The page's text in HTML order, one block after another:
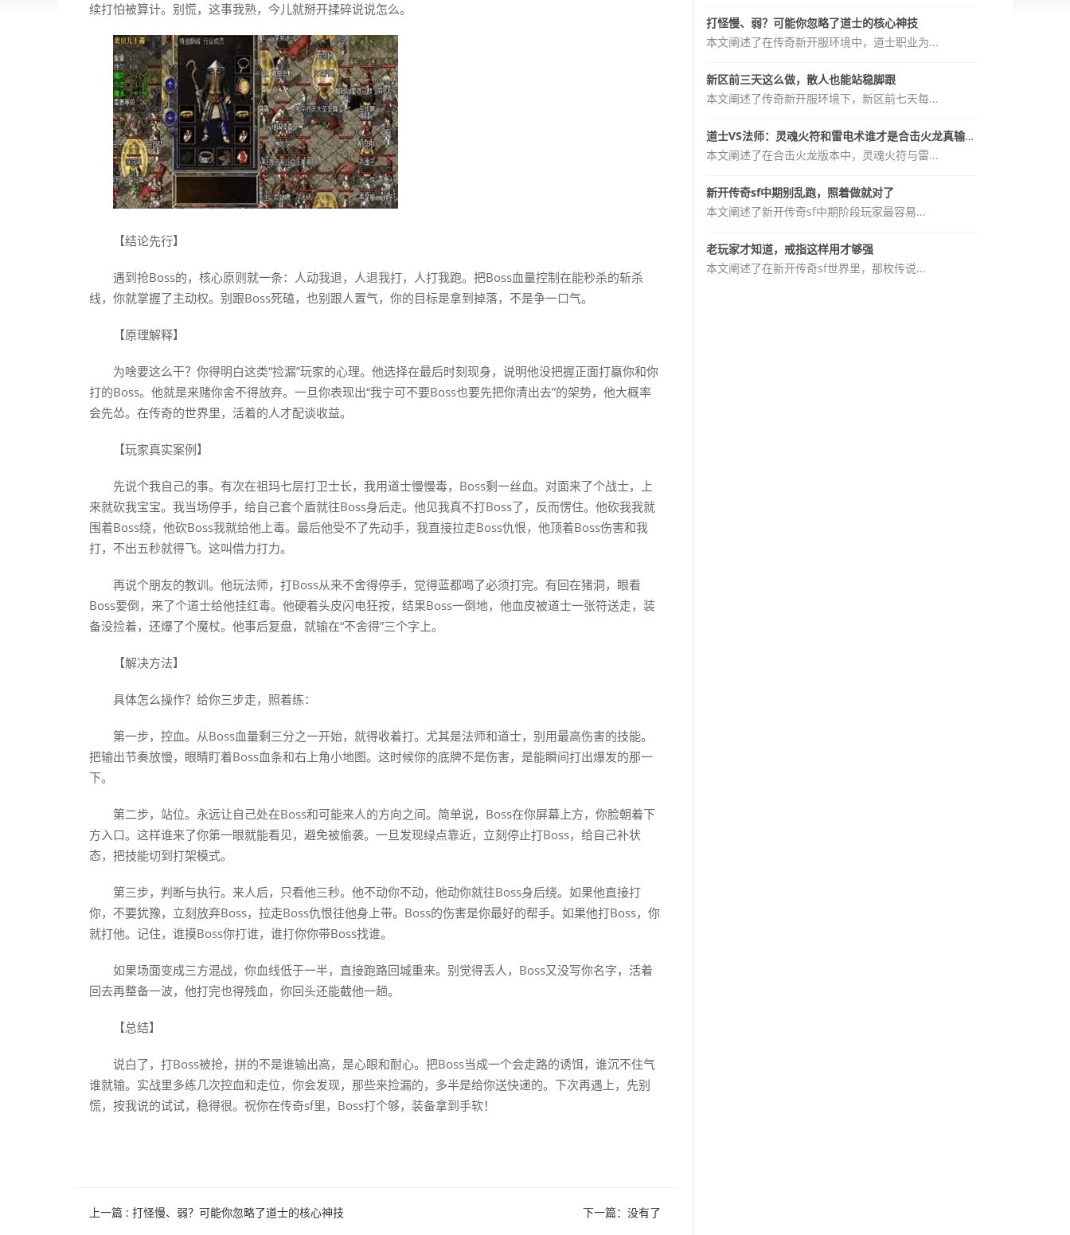
续打怕被算计。别慌，这事我熟，今儿就掰开揉碎说说怎么。
【结论先行】
遇到抢Boss的，核心原则就一条：人动我退，人退我打，人打我跑。把Boss血量控制在能秒杀的斩杀
线，你就掌握了主动权。别跟Boss死磕，也别跟人置气，你的目标是拿到掉落，不是争一口气。
【原理解释】
为啥要这么干？你得明白这类“捡漏”玩家的心理。他选择在最后时刻现身，说明他没把握正面打赢你和你
打的Boss。他就是来赌你舍不得放弃。一旦你表现出“我宁可不要Boss也要先把你清出去”的架势，他大概率
会先怂。在传奇的世界里，活着的人才配谈收益。
【玩家真实案例】
先说个我自己的事。有次在祖玛七层打卫士长，我用道士慢慢毒，Boss剩一丝血。对面来了个战士，上
来就砍我宝宝。我当场停手，给自己套个盾就往Boss身后走。他见我真不打Boss了，反而愣住。他砍我我就
围着Boss绕，他砍Boss我就给他上毒。最后他受不了先动手，我直接拉走Boss仇恨，他顶着Boss伤害和我
打，不出五秒就得飞。这叫借力打力。
再说个朋友的教训。他玩法师，打Boss从来不舍得停手，觉得蓝都喝了必须打完。有回在猪洞，眼看
Boss要倒，来了个道士给他挂红毒。他硬着头皮闪电狂按，结果Boss一倒地，他血皮被道士一张符送走，装
备没捡着，还爆了个魔杖。他事后复盘，就输在“不舍得”三个字上。
【解决方法】
具体怎么操作？给你三步走，照着练：
第一步，控血。从Boss血量剩三分之一开始，就得收着打。尤其是法师和道士，别用最高伤害的技能。
把输出节奏放慢，眼睛盯着Boss血条和右上角小地图。这时候你的底牌不是伤害，是能瞬间打出爆发的那一
下。
第二步，站位。永远让自己处在Boss和可能来人的方向之间。简单说，Boss在你屏幕上方，你脸朝着下
方入口。这样谁来了你第一眼就能看见，避免被偷袭。一旦发现绿点靠近，立刻停止打Boss，给自己补状
态，把技能切到打架模式。
第三步，判断与执行。来人后，只看他三秒。他不动你不动，他动你就往Boss身后绕。如果他直接打
你，不要犹豫，立刻放弃Boss，拉走Boss仇恨往他身上带。Boss的伤害是你最好的帮手。如果他打Boss，你
就打他。记住，谁摸Boss你打谁，谁打你你带Boss找谁。
如果场面变成三方混战，你血线低于一半，直接跑路回城重来。别觉得丢人，Boss又没写你名字，活着
回去再整备一波，他打完也得残血，你回头还能截他一趟。
【总结】
说白了，打Boss被抢，拼的不是谁输出高，是心眼和耐心。把Boss当成一个会走路的诱饵，谁沉不住气
谁就输。实战里多练几次控血和走位，你会发现，那些来捡漏的，多半是给你送快递的。下次再遇上，先别
慌，按我说的试试，稳得很。祝你在传奇sf里，Boss打个够，装备拿到手软！
上一篇 : 打怪慢、弱？可能你忽略了道士的核心神技 下一篇：没有了
打怪慢、弱？可能你忽略了道士的核心神技
本文阐述了在传奇新开服环境中，道士职业为...
新区前三天这么做，散人也能站稳脚跟
本文阐述了传奇新开服环境下，新区前七天每...
道士VS法师：灵魂火符和雷电术谁才是合击火龙真输出？
本文阐述了在合击火龙版本中，灵魂火符与雷...
新开传奇sf中期别乱跑，照着做就对了
本文阐述了新开传奇sf中期阶段玩家最容易...
老玩家才知道，戒指这样用才够强
本文阐述了在新开传奇sf世界里，那枚传说...